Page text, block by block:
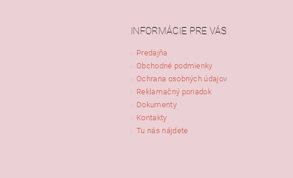
INFORMÁCIE PRE VÁS
Predajňa
Obchodné podmienky
Ochrana osobných údajov
Reklamačný poriadok
Dokumenty
Kontakty
Tu nás nájdete